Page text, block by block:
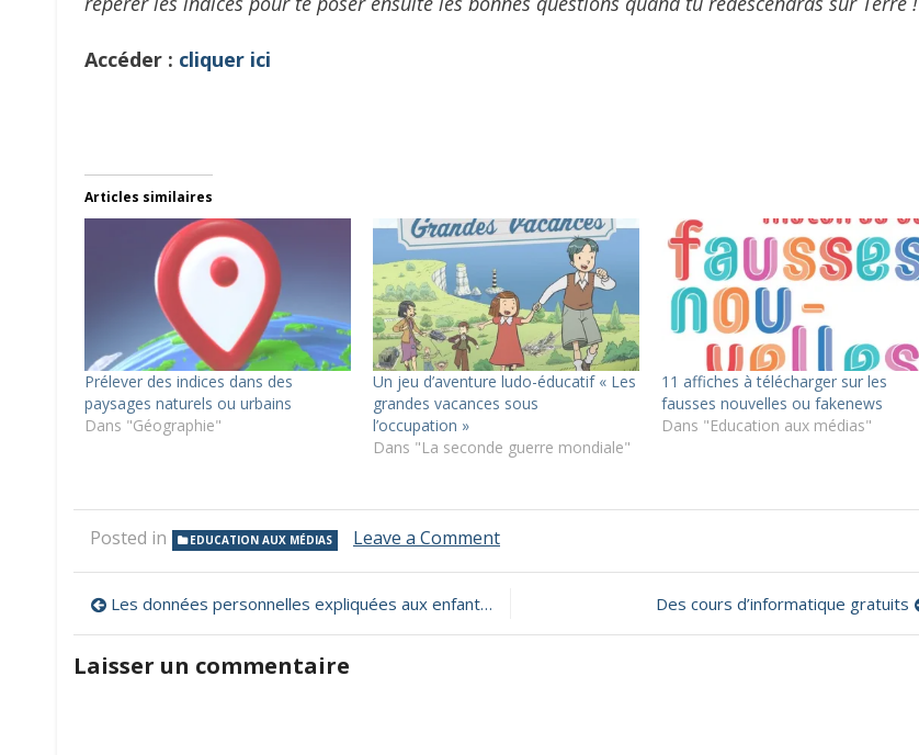
Accéder : cliquer ici
Articles similaires
Prélever des indices dans des
paysages naturels ou urbains
Dans "Géographie"
Un jeu d’aventure ludo-éducatif « Les
grandes vacances sous
l’occupation »
Dans "La seconde guerre mondiale"
11 affiches à télécharger sur les
fausses nouvelles ou fakenews
Dans "Education aux médias"
Posted in EDUCATION AUX MÉDIAS Leave a Commenton
jeu
Navigation
de
l’article
Les données personnelles expliquées aux enfants, par le P’tit Libé Des cours d’informatique gratuits
Laisser un commentaire